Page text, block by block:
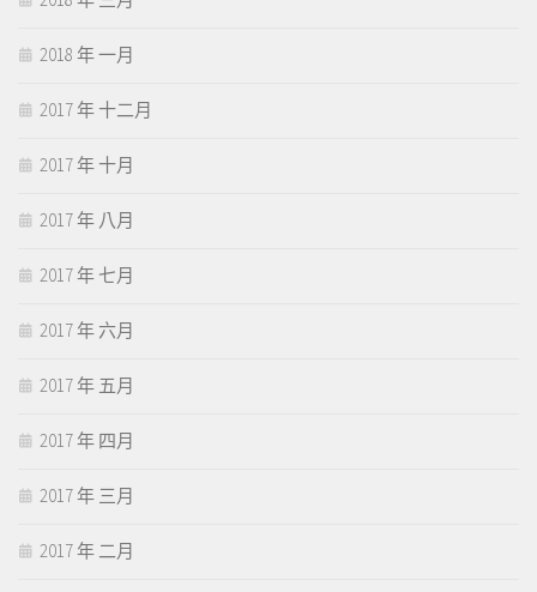
2018 年 一月
2017 年 十二月
2017 年 十月
2017 年 八月
2017 年 七月
2017 年 六月
2017 年 五月
2017 年 四月
2017 年 三月
2017 年 二月